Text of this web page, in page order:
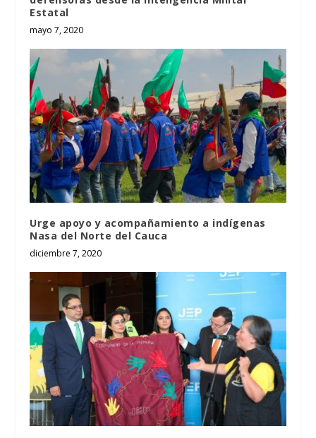
Estatal
mayo 7, 2020
Urge apoyo y acompañamiento a indígenas
Nasa del Norte del Cauca
diciembre 7, 2020